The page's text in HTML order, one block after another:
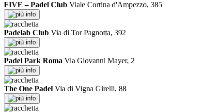
FIVE – Padel Club Viale Cortina d'Ampezzo, 385
info
Padelab Club Via di Tor Pagnotta, 392
info
Padel Park Roma Via Giovanni Mayer, 2
info
The One Padel Via di Vigna Girelli, 88
info